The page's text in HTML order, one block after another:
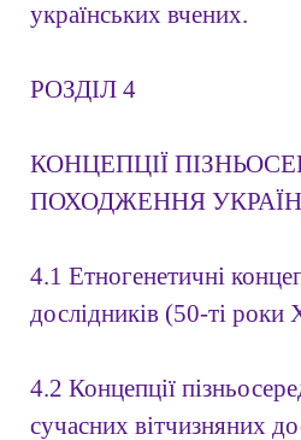
українських вчених.
РОЗДІЛ 4
КОНЦЕПЦІЇ
ПОХОДЖЕННЯ
4.1 Етногенетичні
дослідників (50-ті
4.2 Концепції
сучасних вітчизняних